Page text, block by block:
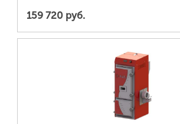
159 720 руб.
ПОДРОБНЕЕ...